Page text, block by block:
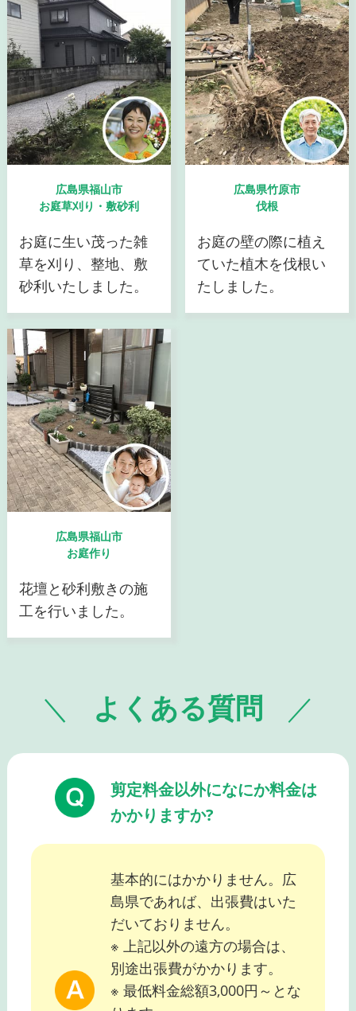
広島県福山市
お庭草刈り・敷砂利
お庭に生い茂った雑
草を刈り、整地、敷
砂利いたしました。
広島県竹原市
伐根
お庭の壁の際に植え
ていた植木を伐根い
たしました。
広島県福山市
お庭作り
花壇と砂利敷きの施
工を行いました。
よくある質問
剪定料金以外になにか料金は
かかりますか?
基本的にはかかりません。広
島県であれば、出張費はいた
だいておりません。
※ 上記以外の遠方の場合は、
別途出張費がかかります。
※ 最低料金総額3,000円～とな